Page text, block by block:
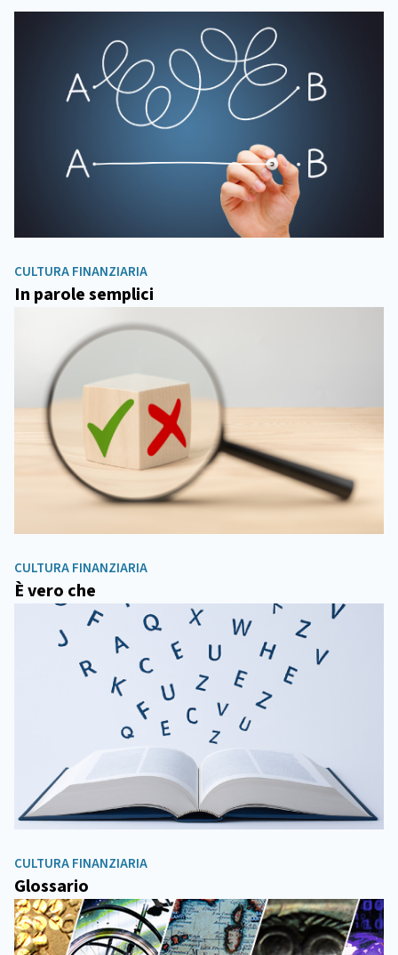
CULTURA FINANZIARIA
In parole semplici
CULTURA FINANZIARIA
È vero che
CULTURA FINANZIARIA
Glossario